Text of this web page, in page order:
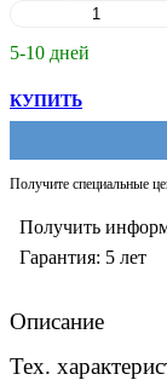
5-10 дней
КУПИТЬ
Получите специальные
Получить
Гарантия: 5 лет
Описание
Тех.